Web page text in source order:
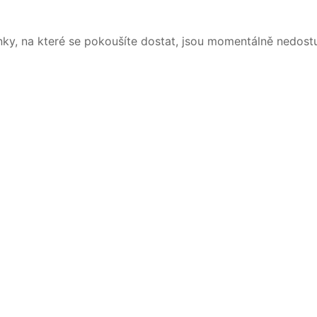
na které se pokoušíte dostat, jsou momentálně